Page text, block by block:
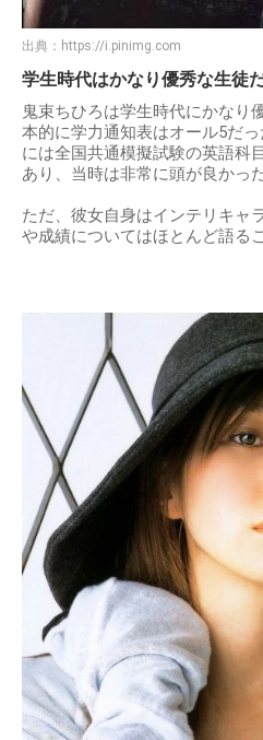
出典： https://i.pinimg.com
学生時代はかなり優秀な生徒
鬼束ちひろは学生時代にかなり
本的に学力通知表はオール5だ
には全国共通模擬試験の英語科
あり、当時は非常に頭が良かっ
ただ、彼女自身はインテリキャ
や成績についてはほとんど語る